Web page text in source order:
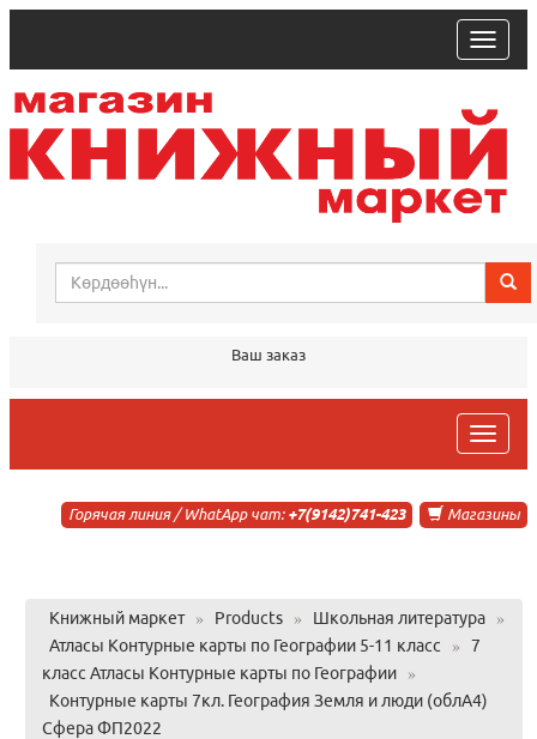
trk
Ваш заказ
trk
Магазины
Горячая линия / WhatApp чат: +7(9142)741-423
Книжный маркет » Products » Школьная литература
»
Атласы Контурные карты по Географии 5-11 класс
»
7
класс Атласы Контурные карты по Географии
»
Контурные карты 7кл. География Земля и люди (облА4)
Сфера ФП2022